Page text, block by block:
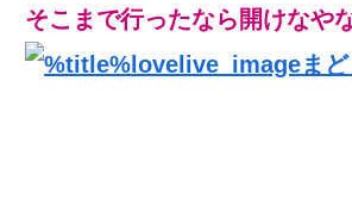
そこまで行ったなら開けなや